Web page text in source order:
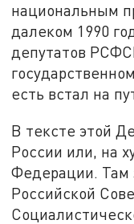
национальным
далеком 1990
депутатов
есть встал на
В тексте этой
России или, на
Федерации. Там
Российской